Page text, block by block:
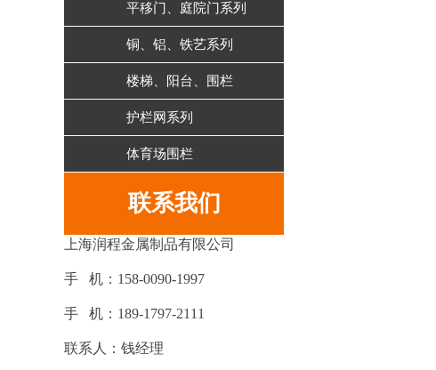
平移门、庭院门系列
铜、铝、铁艺系列
楼梯、阳台、围栏
护栏网系列
体育场围栏
联系我们
上海润程金属制品有限公司
手 机：158-0090-1997
手 机：189-1797-2111
联系人：钱经理